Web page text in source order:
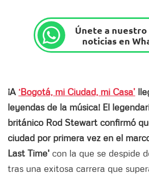
Únete a nuestro
noticias en
¡A ‘Bogotá, mi Ciudad, mi Casa’
leyendas de la música! El
británico Rod Stewart confirmó
ciudad por primera vez en el
Last Time' con la que se despide
tras una exitosa carrera que